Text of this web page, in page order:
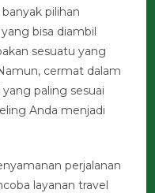
pilihan
bisa diambil
sesuatu yang
cermat dalam
paling sesuai
Anda menjadi
perjalanan
layanan travel